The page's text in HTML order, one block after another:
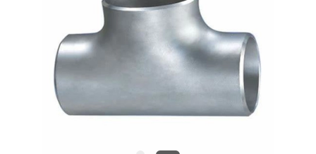
CHÚNG